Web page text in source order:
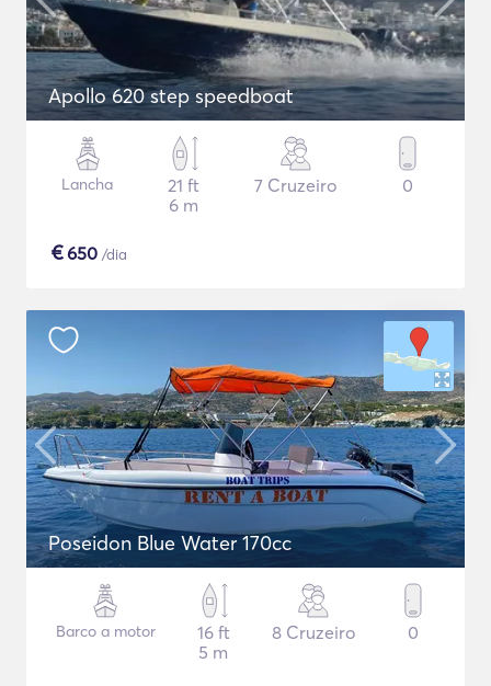
Apollo 620 step speedboat
Lancha
21 ft
6 m
7 Cruzeiro 0
€650 /dia
Poseidon Blue Water 170cc
Barco a motor
16 ft
5 m
8 Cruzeiro 0